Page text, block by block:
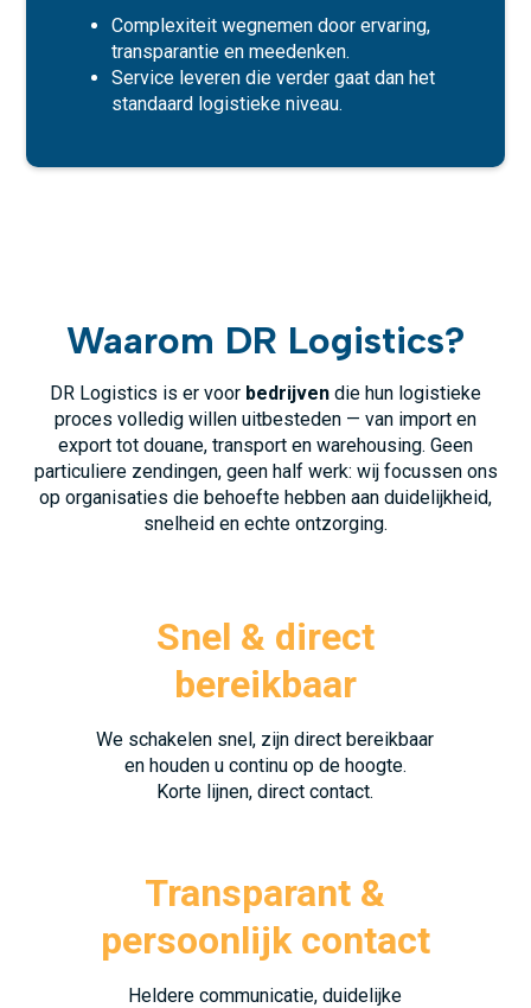
Complexiteit wegnemen door ervaring,
transparantie en meedenken.
Service leveren die verder gaat dan het
standaard logistieke niveau.
Waarom DR Logistics?
DR Logistics is er voor bedrijven die hun logistieke
proces volledig willen uitbesteden — van import en
export tot douane, transport en warehousing. Geen
particuliere zendingen, geen half werk: wij focussen ons
op organisaties die behoefte hebben aan duidelijkheid,
snelheid en echte ontzorging.
Snel & direct
bereikbaar
We schakelen snel, zijn direct bereikbaar
en houden u continu op de hoogte.
Korte lijnen, direct contact.
Transparant &
persoonlijk contact
Heldere communicatie, duidelijke